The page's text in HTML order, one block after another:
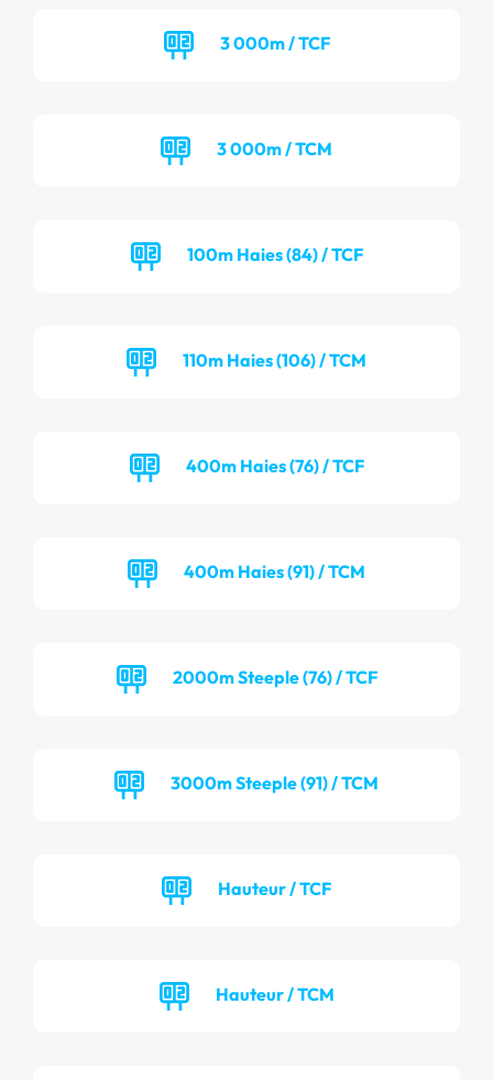
3 000m / TCF
3 000m / TCM
100m Haies (84) / TCF
110m Haies (106) / TCM
400m Haies (76) / TCF
400m Haies (91) / TCM
2000m Steeple (76) / TCF
3000m Steeple (91) / TCM
Hauteur / TCF
Hauteur / TCM